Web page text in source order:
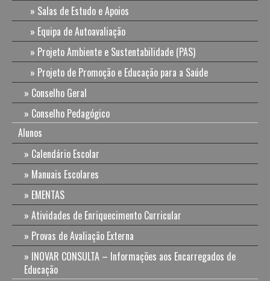
Salas de Estudo e Apoios
Equipa de Autoavaliação
Projeto Ambiente e Sustentabilidade (PAS)
Projeto de Promoção e Educação para a Saúde
Conselho Geral
Conselho Pedagógico
Alunos
Calendário Escolar
Manuais Escolares
EMENTAS
Atividades de Enriquecimento Curricular
Provas de Avaliação Externa
INOVAR CONSULTA – Informações aos Encarregados de
Educação